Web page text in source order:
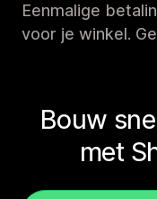
Eenmalige
voor je winkel.
Bouw
met